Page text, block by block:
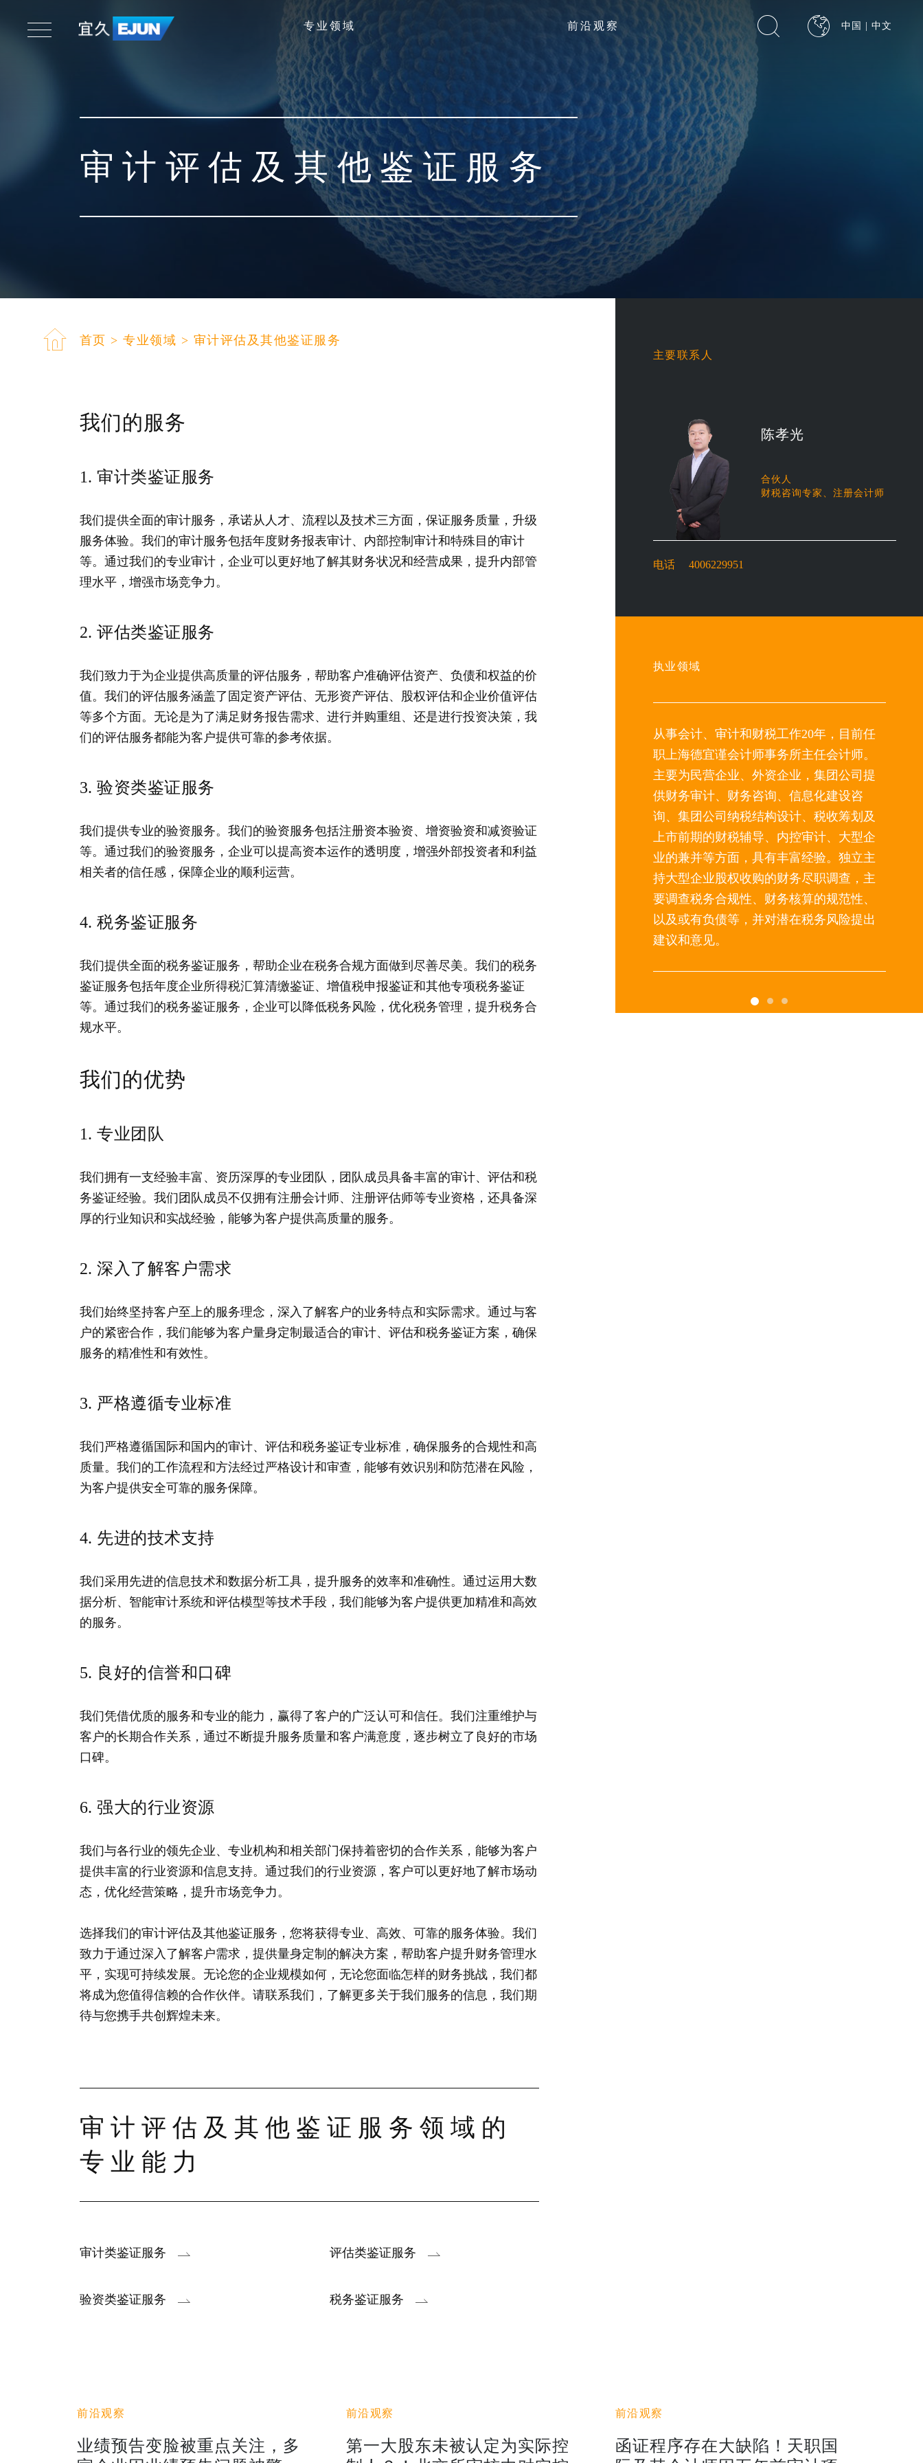
审计评估及其他鉴证服务
首页 >专业领域 > 审计评估及其他鉴证服务
我们的服务
1. 审计类鉴证服务
我们提供全面的审计服务，承诺从人才、流程以及技术三方面，保证服务质量，升级
服务体验。我们的审计服务包括年度财务报表审计、内部控制审计和特殊目的审计
等。通过我们的专业审计，企业可以更好地了解其财务状况和经营成果，提升内部管
理水平，增强市场竞争力。
2. 评估类鉴证服务
我们致力于为企业提供高质量的评估服务，帮助客户准确评估资产、负债和权益的价
值。我们的评估服务涵盖了固定资产评估、无形资产评估、股权评估和企业价值评估
等多个方面。无论是为了满足财务报告需求、进行并购重组、还是进行投资决策，我
们的评估服务都能为客户提供可靠的参考依据。
3. 验资类鉴证服务
我们提供专业的验资服务。我们的验资服务包括注册资本验资、增资验资和减资验证
等。通过我们的验资服务，企业可以提高资本运作的透明度，增强外部投资者和利益
相关者的信任感，保障企业的顺利运营。
4. 税务鉴证服务
我们提供全面的税务鉴证服务，帮助企业在税务合规方面做到尽善尽美。我们的税务
鉴证服务包括年度企业所得税汇算清缴鉴证、增值税申报鉴证和其他专项税务鉴证
等。通过我们的税务鉴证服务，企业可以降低税务风险，优化税务管理，提升税务合
规水平。
我们的优势
1. 专业团队
我们拥有一支经验丰富、资历深厚的专业团队，团队成员具备丰富的审计、评估和税
务鉴证经验。我们团队成员不仅拥有注册会计师、注册评估师等专业资格，还具备深
厚的行业知识和实战经验，能够为客户提供高质量的服务。
2. 深入了解客户需求
我们始终坚持客户至上的服务理念，深入了解客户的业务特点和实际需求。通过与客
户的紧密合作，我们能够为客户量身定制最适合的审计、评估和税务鉴证方案，确保
服务的精准性和有效性。
3. 严格遵循专业标准
我们严格遵循国际和国内的审计、评估和税务鉴证专业标准，确保服务的合规性和高
质量。我们的工作流程和方法经过严格设计和审查，能够有效识别和防范潜在风险，
为客户提供安全可靠的服务保障。
4. 先进的技术支持
我们采用先进的信息技术和数据分析工具，提升服务的效率和准确性。通过运用大数
据分析、智能审计系统和评估模型等技术手段，我们能够为客户提供更加精准和高效
的服务。
5. 良好的信誉和口碑
我们凭借优质的服务和专业的能力，赢得了客户的广泛认可和信任。我们注重维护与
客户的长期合作关系，通过不断提升服务质量和客户满意度，逐步树立了良好的市场
口碑。
6. 强大的行业资源
我们与各行业的领先企业、专业机构和相关部门保持着密切的合作关系，能够为客户
提供丰富的行业资源和信息支持。通过我们的行业资源，客户可以更好地了解市场动
态，优化经营策略，提升市场竞争力。
选择我们的审计评估及其他鉴证服务，您将获得专业、高效、可靠的服务体验。我们
致力于通过深入了解客户需求，提供量身定制的解决方案，帮助客户提升财务管理水
平，实现可持续发展。无论您的企业规模如何，无论您面临怎样的财务挑战，我们都
将成为您值得信赖的合作伙伴。请联系我们，了解更多关于我们服务的信息，我们期
待与您携手共创辉煌未来。
审计评估及其他鉴证服务领域的
专业能力
审计类鉴证服务 评估类鉴证服务
验资类鉴证服务 税务鉴证服务
主要联系人
陈孝光
合伙人
财税咨询专家、注册会计师
电话 4006229951
执业领域
从事会计、审计和财税工作20年，目前任
职上海德宜谨会计师事务所主任会计师。
主要为民营企业、外资企业，集团公司提
供财务审计、财务咨询、信息化建设咨
询、集团公司纳税结构设计、税收筹划及
上市前期的财税辅导、内控审计、大型企
业的兼并等方面，具有丰富经验。独立主
持大型企业股权收购的财务尽职调查，主
要调查税务合规性、财务核算的规范性、
以及或有负债等，并对潜在税务风险提出
建议和意见。
前沿观察
业绩预告变脸被重点关注，多
前沿观察
第一大股东未被认定为实际控
前沿观察
函证程序存在大缺陷！天职国
专业领域 前沿观察 中国 | 中文